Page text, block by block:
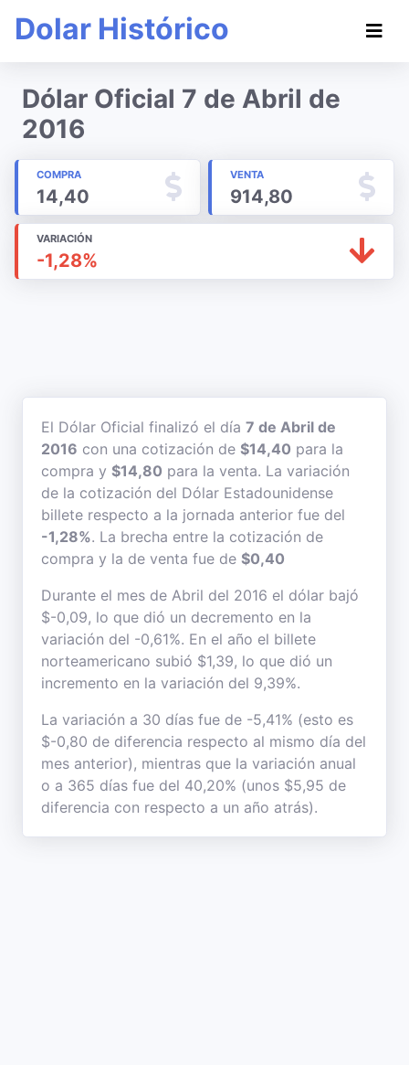
Dolar Histórico
Dólar Oficial 7 de Abril de
2016
COMPRA
14,40
VENTA
914,80
VARIACIÓN
-1,28%
El Dólar Oficial finalizó el día 7 de Abril de
2016 con una cotización de $14,40 para la
compra y $14,80 para la venta. La variación
de la cotización del Dólar Estadounidense
billete respecto a la jornada anterior fue del
-1,28%. La brecha entre la cotización de
compra y la de venta fue de $0,40
Durante el mes de Abril del 2016 el dólar bajó
$-0,09, lo que dió un decremento en la
variación del -0,61%. En el año el billete
norteamericano subió $1,39, lo que dió un
incremento en la variación del 9,39%.
La variación a 30 días fue de -5,41% (esto es
$-0,80 de diferencia respecto al mismo día del
mes anterior), mientras que la variación anual
o a 365 días fue del 40,20% (unos $5,95 de
diferencia con respecto a un año atrás).